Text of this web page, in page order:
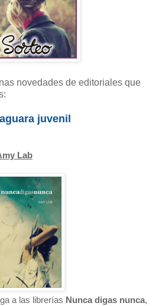
novedades de editoriales que
juvenil
Lab
a las librerías Nunca digas nunca,